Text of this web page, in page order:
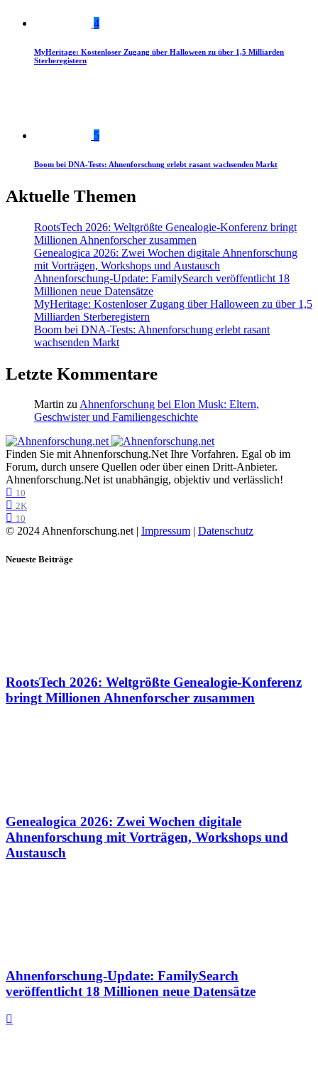
4
MyHeritage: Kostenloser Zugang über Halloween zu über 1,5 Milliarden
Sterberegistern
5
Boom bei DNA-Tests: Ahnenforschung erlebt rasant wachsenden Markt
Aktuelle Themen
RootsTech 2026: Weltgrößte Genealogie-Konferenz bringt
Millionen Ahnenforscher zusammen
Genealogica 2026: Zwei Wochen digitale Ahnenforschung
mit Vorträgen, Workshops und Austausch
Ahnenforschung-Update: FamilySearch veröffentlicht 18
Millionen neue Datensätze
MyHeritage: Kostenloser Zugang über Halloween zu über 1,5
Milliarden Sterberegistern
Boom bei DNA-Tests: Ahnenforschung erlebt rasant
wachsenden Markt
Letzte Kommentare
Martin zuAhnenforschung bei Elon Musk: Eltern,
Geschwister und Familiengeschichte
Finden Sie mit Ahnenforschung.Net Ihre Vorfahren. Egal ob im
Forum, durch unsere Quellen oder über einen Dritt-Anbieter.
Ahnenforschung.Net ist unabhängig, objektiv und verlässlich!
10
2K
10
© 2024 Ahnenforschung.net | Impressum | Datenschutz
Neueste Beiträge
RootsTech 2026: Weltgrößte Genealogie-Konferenz
bringt Millionen Ahnenforscher zusammen
Genealogica 2026: Zwei Wochen digitale
Ahnenforschung mit Vorträgen, Workshops und
Austausch
Ahnenforschung-Update: FamilySearch
veröffentlicht 18 Millionen neue Datensätze